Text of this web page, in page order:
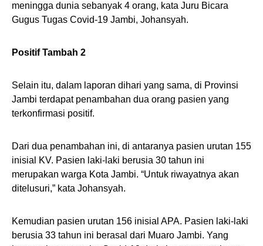
meningga dunia sebanyak 4 orang, kata Juru Bicara
Gugus Tugas Covid-19 Jambi, Johansyah.
Positif Tambah 2
Selain itu, dalam laporan dihari yang sama, di Provinsi
Jambi terdapat penambahan dua orang pasien yang
terkonfirmasi positif.
Dari dua penambahan ini, di antaranya pasien urutan 155
inisial KV. Pasien laki-laki berusia 30 tahun ini
merupakan warga Kota Jambi. “Untuk riwayatnya akan
ditelusuri,” kata Johansyah.
Kemudian pasien urutan 156 inisial APA. Pasien laki-laki
berusia 33 tahun ini berasal dari Muaro Jambi. Yang